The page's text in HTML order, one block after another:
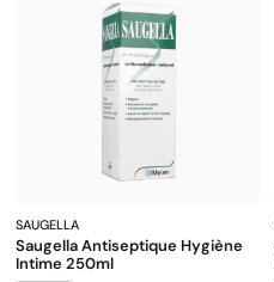
SAUGELLA
Saugella Antiseptique Hygiène
Intime 250ml